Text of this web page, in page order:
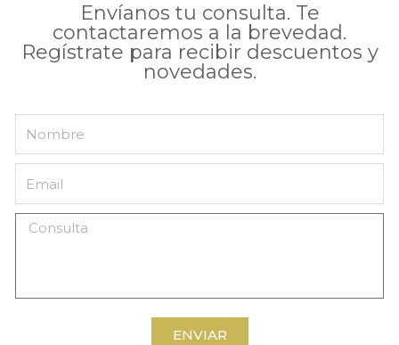
Envíanos tu consulta. Te
contactaremos a la brevedad.
Regístrate para recibir descuentos y
novedades.
ENVIAR